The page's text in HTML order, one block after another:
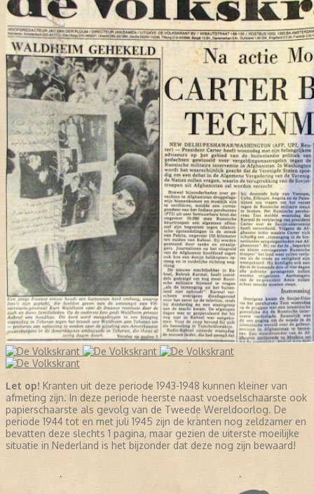
Let op! Kranten uit deze periode 1943-1948 kunnen kleiner van
afmeting zijn. In deze periode heerste naast voedselschaarste ook
papierschaarste als gevolg van de Tweede Wereldoorlog. De
periode 1944 tot en met juli 1945 zijn de kranten nog zeldzamer en
bevatten deze slechts 1 pagina, maar gezien de uiterste moeilijke
situatie in Nederland is het bijzonder dat deze nog zijn bewaard!